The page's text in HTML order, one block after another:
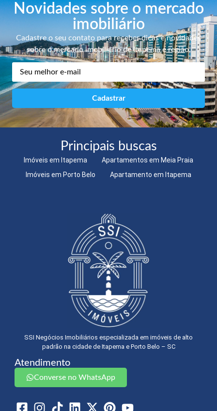
Novidades sobre o mercado
imobiliário
Cadastre o seu contato para receber dicas e novidades
sobre o mercado imobiliário de Itapema e região.
Principais buscas
Imóveis em Itapema
Apartamentos em Meia Praia
Imóveis em Porto Belo
Apartamento em Itapema
SSI Negócios Imobiliários especializada em imóveis de alto
padrão na cidade de Itapema e Porto Belo – SC
Atendimento
Converse no WhatsApp